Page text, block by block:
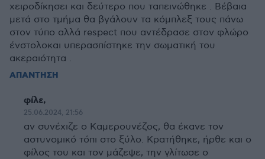
χειροδίκησει και δεύτερο που ταπεινώθηκε . Βέβαια
μετά στο τμήμα θα βγάλουν τα κόμπλεξ τους πάνω
στον τύπο αλλά respect που αντέδρασε στον φλώρο
ένστολοκαι υπερασπίστηκε την σωματική του
ακεραιότητα .
ΑΠΑΝΤΗΣΗ
φίλε,
25.06.2024, 21:56
αν συνέχιζε ο Καμερουνέζος, θα έκανε τον
αστυνομικό τόπι στο ξύλο. Κρατήθηκε, ήρθε και ο
φίλος του και τον μάζεψε, την γλίτωσε ο